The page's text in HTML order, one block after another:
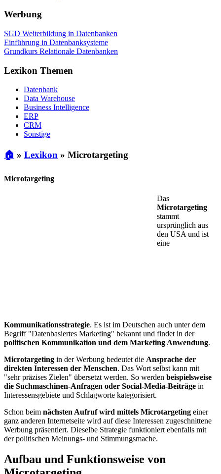
Werbung
SGD Weiterbildung in Datenbanken
Einführung in Datenbanksysteme
Grundkurs Relationale Datenbanken
Lexikon Themen
Datenbank
Data Warehouse
Business Intelligence
ERP
CRM
Sonstige
🏠 » Lexikon » Microtargeting
Microtargeting
Das
Microtargeting
stammt
ursprünglich aus
den USA und ist
eine
Kommunikationsstrategie. Es ist im Deutschen auch unter dem
Begriff "Datenbasiertes Marketing" bekannt und findet in der
politischen Kommunikation und dem Marketing Anwendung.
Microtargeting in der Werbung bedeutet die Ansprache der
direkten Interessen der Menschen. Das Wort selbst kann mit
"sehr präzises Zielen" übersetzt werden. So werden beispielsweise
die Suchmaschinen-Anfragen oder Social-Media-Beiträge in
Interessensgebiete und Schlagworte kategorisiert.
Schon beim nächsten Aufruf wird mittels Microtargeting einer
ganz anderen Internetseite wird auf diese Interessen zugeschnittene
Werbung präsentiert. Dieselbe Strategie funktioniert ebenfalls mit
der politischen Meinungs- und Stimmungsmache.
Aufbau und Funktionsweise von